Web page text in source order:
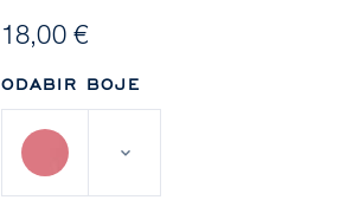
18,00 €
ODABIR BOJE